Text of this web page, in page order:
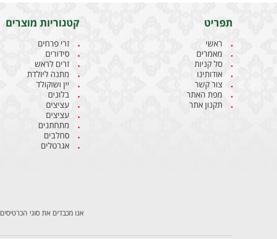
תפריט
ראשי
מאמרים
סל קניות
אודותינו
צור קשר
מפת האתר
תקנון אתר
קטגוריות מוצרים
זרי פרחים
סידורים
זרים לראש
מתנה ליולדת
יין ושוקולד
בלונים
עציצים
עציצים
מתחתנים
סחלבים
אגרטלים
אנו מכבדים את סוגי הכרטיסים